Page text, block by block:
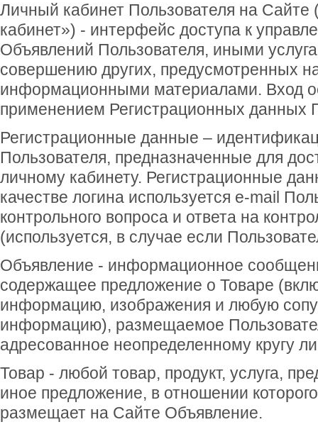
Личный кабинет Пользователя на
кабинет») - интерфейс доступа к
Объявлений Пользователя, иными
совершению других, предусмотренных
информационными материалами. Вход
применением Регистрационных данных
Регистрационные данные –
Пользователя, предназначенные для
личному кабинету. Регистрационные
качестве логина используется e-mail
контрольного вопроса и ответа на
(используется, в случае если
Объявление - информационное
содержащее предложение о Товаре
информацию, изображения и любую
информацию), размещаемое
адресованное неопределенному кругу
Товар - любой товар, продукт, услуга,
иное предложение, в отношении
размещает на Сайте Объявление.